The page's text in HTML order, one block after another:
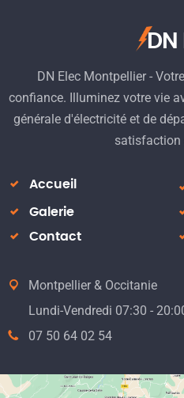
DN
DN Elec Montpellier -
confiance. Illuminez votre vie
générale d'électricité et de
satisfaction
Accueil
Galerie
Contact
Montpellier & Occitanie
Lundi-Vendredi 07:30 -
07 50 64 02 54